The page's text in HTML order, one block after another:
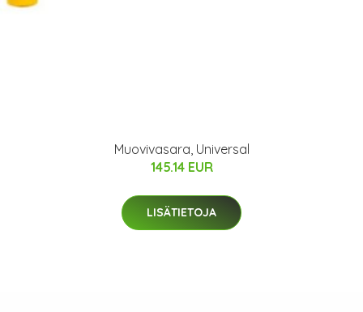
Muovivasara, Universal
145.14 EUR
LISÄTIETOJA